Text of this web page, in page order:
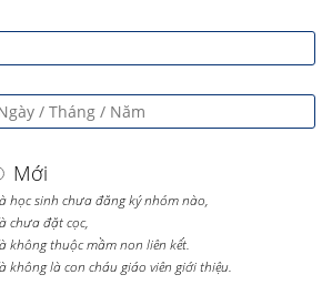
Mới
học sinh chưa đăng ký nhóm nào,
chưa đặt cọc,
không thuộc mầm non liên kết.
không là con cháu giáo viên giới thiệu.